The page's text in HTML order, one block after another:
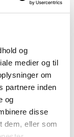
og
medier og til
om
partnere inden
og
disse
dem, eller som
opmærksom på,
huset ikke kan
3-31/10) kan det
(1/11-
maksimalt
er
interesser. Sørg